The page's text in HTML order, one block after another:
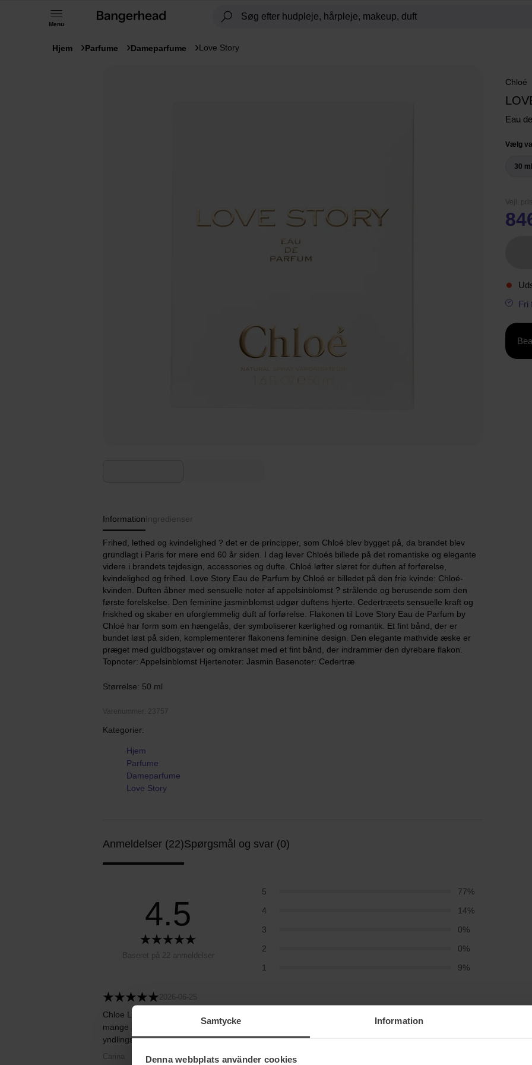
Samtycke Information
Denna webbplats använder cookies
Menu
Hjem Parfume Dameparfume Love Story
Chloé
Eau
Vælg
30 ml
Vejl.
Fri
Information Ingredienser
Frihed, lethed og kvindelighed ? det er de principper, som Chloé blev bygget på, da brandet blev
grundlagt i Paris for mere end 60 år siden. I dag lever Chloés billede på det romantiske og elegante
videre i brandets tøjdesign, accessories og dufte. Chloé løfter sløret for duften af forførelse,
kvindelighed og frihed. Love Story Eau de Parfum by Chloé er billedet på den frie kvinde: Chloé-
kvinden. Duften åbner med sensuelle noter af appelsinblomst ? strålende og berusende som den
første forelskelse. Den feminine jasminblomst udgør duftens hjerte. Cedertræets sensuelle kraft og
friskhed og skaber en uforglemmelig duft af forførelse. Flakonen til Love Story Eau de Parfum by
Chloé har form som en hængelås, der symboliserer kærlighed og romantik. Et fint bånd, der er
bundet løst på siden, komplementerer flakonens feminine design. Den elegante mathvide æske er
præget med guldbogstaver og omkranset med et fint bånd, der indrammer den dyrebare flakon.
Topnoter: Appelsinblomst Hjertenoter: Jasmin Basenoter: Cedertræ
Størrelse: 50 ml
Varenummer: 23757
Kategorier:
Hjem
Parfume
Dameparfume
Love Story
Anmeldelser (22)Spørgsmål og svar (0)
4.5
Baseret på 22 anmeldelser
5
77%
4
14%
3
0%
2
0%
1
9%
2026-06-25
Chloe Love er en fantastisk parfume, hvor duften holder hele dagen. Jeg har købt denne parfume i
mange år, og jeg kan virkelig godt lide duften. Jeg hører ofte, hvor godt du dufter, så dette er min
yndlingsparfume!
Carina